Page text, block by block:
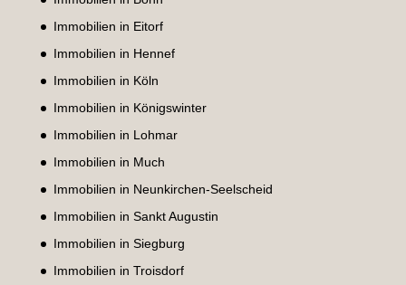
Immobilien in Eitorf
Immobilien in Hennef
Immobilien in Köln
Immobilien in Königswinter
Immobilien in Lohmar
Immobilien in Much
Immobilien in Neunkirchen-Seelscheid
Immobilien in Sankt Augustin
Immobilien in Siegburg
Immobilien in Troisdorf